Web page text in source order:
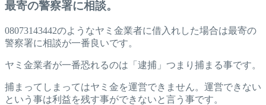
最寄の警察署に相談。
08073143442のようなヤミ金業者に借入れした場合は最寄の
警察署に相談が一番良いです。
ヤミ金業者が一番恐れるのは「逮捕」つまり捕まる事です。
捕まってしまってはヤミ金を運営できません。運営できない
という事は利益を残す事ができないと言う事です。